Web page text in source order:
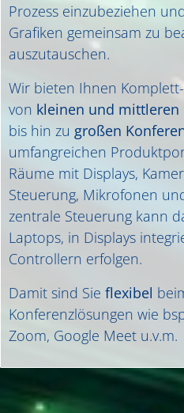
Prozess einzubeziehen
Grafiken gemeinsam zu
auszutauschen.
Wir bieten Ihnen
von kleinen und mittleren
bis hin zu großen
umfangreichen
Räume mit Displays,
Steuerung, Mikrofonen
zentrale Steuerung kann
Laptops, in Displays
Controllern erfolgen.
Damit sind Sie flexibel
Konferenzlösungen wie
Zoom, Google Meet u.v.m.